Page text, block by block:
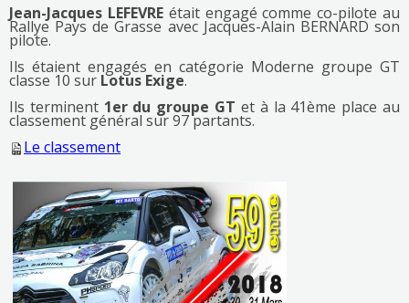
Jean-Jacques LEFEVREétait engagé comme co-pilote au
Rallye Pays de Grasse avec Jacques-Alain BERNARD son
pilote.
Ils étaient engagés en catégorie Moderne groupe GT
classe 10 sur Lotus Exige.
Ils terminent 1er du groupe GT et à la 41ème place au
classement général sur 97 partants.
Le classement